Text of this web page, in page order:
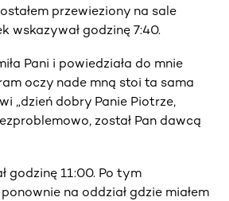
przewieziony na sale
wskazywał godzinę 7:40.
Pani i powiedziała do mnie
oczy nade mną stoi ta sama
„dzień dobry Panie Piotrze,
został Pan dawcą
godzinę 11:00. Po tym
na oddział gdzie miałem